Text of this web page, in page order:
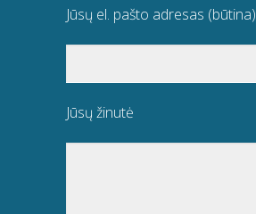
Jūsų el. pašto adresas (būtina)
Jūsų žinutė